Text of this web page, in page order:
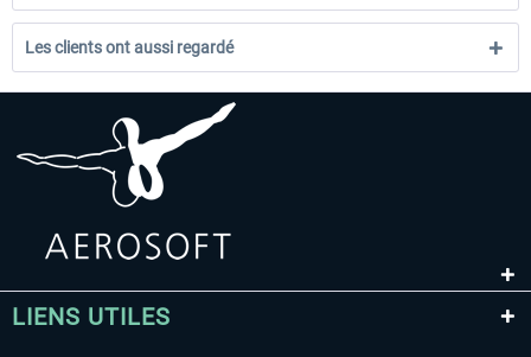
Les clients ont aussi regardé
LIENS UTILES